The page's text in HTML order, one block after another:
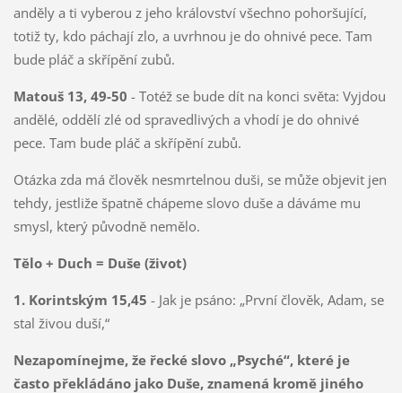
anděly a ti vyberou z jeho království všechno pohoršující,
totiž ty, kdo páchají zlo, a uvrhnou je do ohnivé pece. Tam
bude pláč a skřípění zubů.
Matouš 13, 49-50 - Totéž se bude dít na konci světa: Vyjdou
andělé, oddělí zlé od spravedlivých a vhodí je do ohnivé
pece. Tam bude pláč a skřípění zubů.
Otázka zda má člověk nesmrtelnou duši, se může objevit jen
tehdy, jestliže špatně chápeme slovo duše a dáváme mu
smysl, který původně nemělo.
Tělo + Duch = Duše (život)
1. Korintským 15,45 - Jak je psáno: „První člověk, Adam, se
stal živou duší,“
Nezapomínejme, že řecké slovo „Psyché“, které je
často překládáno jako Duše, znamená kromě jiného